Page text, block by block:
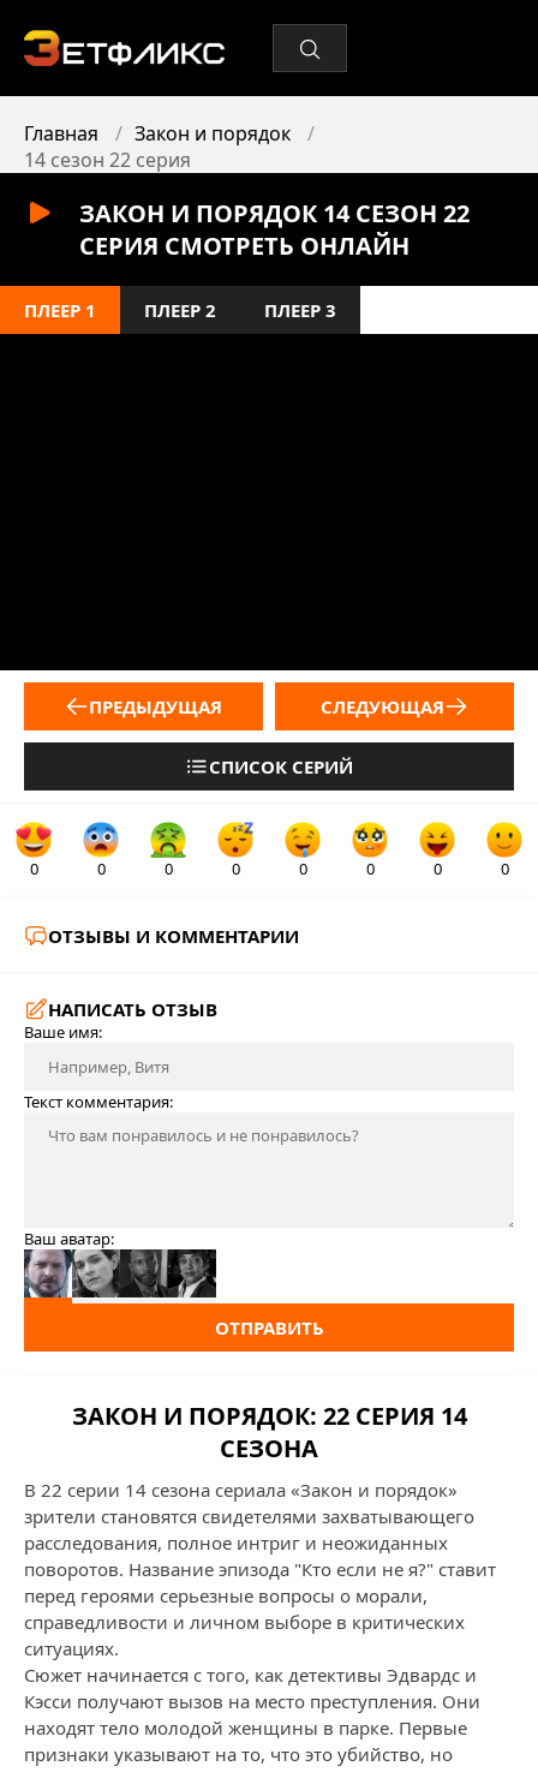
Главная
Закон и порядок
14 сезон 22 серия
ЗАКОН И ПОРЯДОК 14 СЕЗОН 22
СЕРИЯ СМОТРЕТЬ ОНЛАЙН
ПЛЕЕР 1 ПЛЕЕР 2 ПЛЕЕР 3
ПРЕДЫДУЩАЯ
СПИСОК СЕРИЙ
СЛЕДУЮЩАЯ
0 0 0 0 0 0 0 0
ОТЗЫВЫ И КОММЕНТАРИИ
НАПИСАТЬ ОТЗЫВ
Ваше имя:
Текст комментария:
Ваш аватар:
ОТПРАВИТЬ
ЗАКОН И ПОРЯДОК: 22 СЕРИЯ 14
СЕЗОНА
В 22 серии 14 сезона сериала «Закон и порядок»
зрители становятся свидетелями захватывающего
расследования, полное интриг и неожиданных
поворотов. Название эпизода "Кто если не я?" ставит
перед героями серьезные вопросы о морали,
справедливости и личном выборе в критических
ситуациях.
Сюжет начинается с того, как детективы Эдвардс и
Кэсси получают вызов на место преступления. Они
находят тело молодой женщины в парке. Первые
признаки указывают на то, что это убийство, но